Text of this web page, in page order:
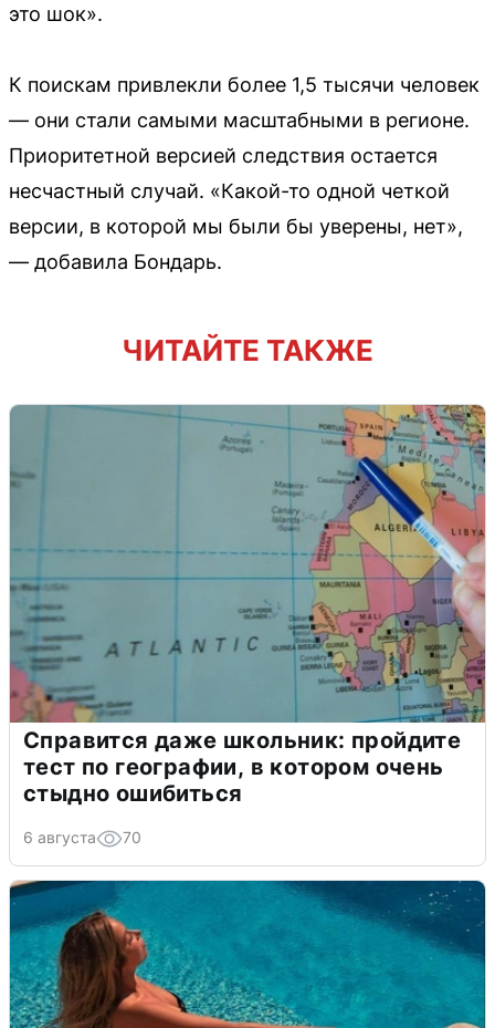
это шок».
К поискам привлекли более 1,5 тысячи человек
— они стали самыми масштабными в регионе.
Приоритетной версией следствия остается
несчастный случай. «Какой-то одной четкой
версии, в которой мы были бы уверены, нет»,
— добавила Бондарь.
ЧИТАЙТЕ ТАКЖЕ
Справится даже школьник: пройдите
тест по географии, в котором очень
стыдно ошибиться
6 августа 70